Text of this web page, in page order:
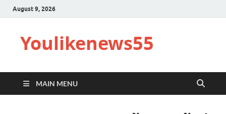
August 9, 2026
Youlikenews55
MAIN MENU